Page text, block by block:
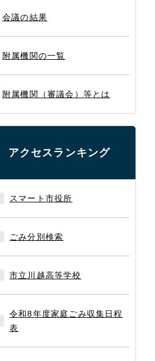
会議の結果
附属機関の一覧
附属機関（審議会）等とは
アクセスランキング
スマート市役所
ごみ分別検索
市立川越高等学校
令和8年度家庭ごみ収集日程
表